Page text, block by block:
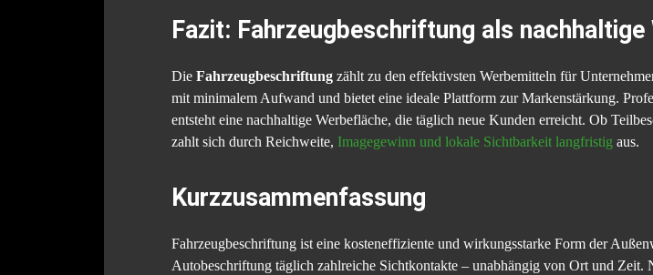
Fazit: Fahrzeugbeschriftung als
Die Fahrzeugbeschriftung zählt zu den effektivsten Werbemitteln für
mit minimalem Aufwand und bietet eine ideale Plattform zur Markenstärkung.
entsteht eine nachhaltige Werbefläche, die täglich neue Kunden erreicht. Ob
zahlt sich durch Reichweite, Imagegewinn und lokale Sichtbarkeit langfristig aus.
Kurzzusammenfassung
Fahrzeugbeschriftung ist eine kosteneffiziente und wirkungsstarke Form der
Autobeschriftung täglich zahlreiche Sichtkontakte – unabhängig von Ort und Zeit.